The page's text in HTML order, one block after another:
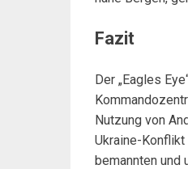
Fazit
Der „Eagles
Nutzung von
Ukraine-
bemannten und